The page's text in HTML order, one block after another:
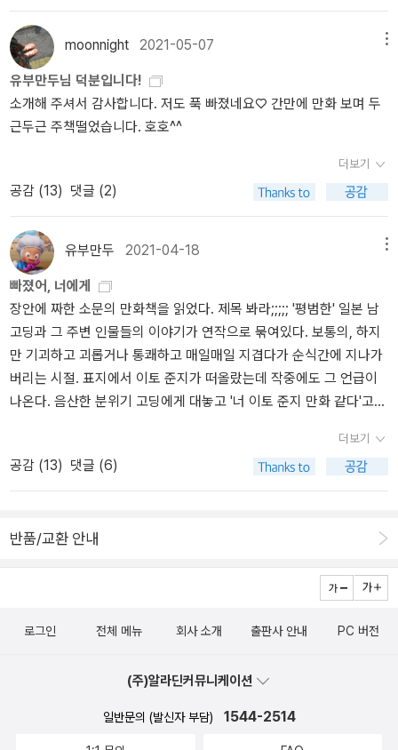
있었던 주말이 지났지만, 왜 ‘쓸데없는 짓’을 하고 싶었는지 공감할 수
있는 구절을 찾은 주말이었습니다.쓸데없는 짓을 하는 거 어쩐지 좋
지 않아? 마음에 여유가 있는 동안엔 의미 없는 짓을 하고 싶어
moonnight 2021-05-07
유부만두님 덕분입니다!
소개해 주셔서 감사합니다. 저도 푹 빠졌네요♡ 간만에 만화 보며 두
근두근 주책떨었습니다. 호호^^
더보기
공감 (13) 댓글 (2)
유부만두 2021-04-18
빠졌어, 너에게
장안에 짜한 소문의 만화책을 읽었다. 제목 봐라;;;;; '평범한' 일본 남
고딩과 그 주변 인물들의 이야기가 연작으로 묶여있다. 보통의, 하지
만 기괴하고 괴롭거나 통쾌하고 매일매일 지겹다가 순식간에 지나가
버리는 시절. 표지에서 이토 준지가 떠올랐는데 작중에도 그 언급이
나온다. 음산한 분위기 고딩에게 대놓고 '너 이토 준지 만화 같다'고
생은 <너에게 닿기를>의 사와코/사다코를 불러온다. 책엔 외톨이, 빵
셔틀, sns, 짝사랑, 수학여행, 동경, 집착, 괴담 등이 다 담겨 있다. 경
양식 집의 스페셜 종합 메뉴 처럼 다 아는 맛이고 다 읽고 아쉽다는 생
더보기
공감 (13) 댓글 (6)
반품/교환 안내
로그인 전체 메뉴 회사 소개 출판사 안내 PC 버전
(주)알라딘커뮤니케이션
일반문의 (발신자 부담) 1544-2514